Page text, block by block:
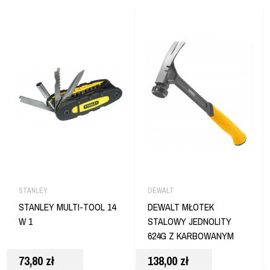
STANLEY
STANLEY MULTI-TOOL 14
W 1
73,80 zł
DEWALT
DEWALT MŁOTEK
STALOWY JEDNOLITY
624G Z KARBOWANYM
138,00 zł